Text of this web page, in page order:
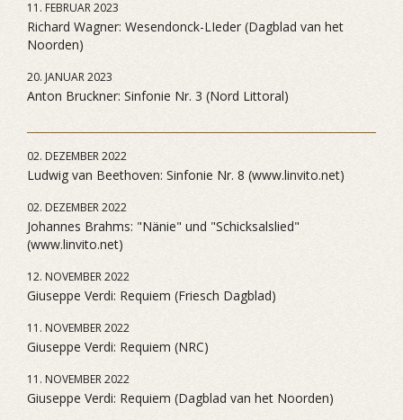
11. FEBRUAR 2023
Richard Wagner: Wesendonck-LIeder (Dagblad van het
Noorden)
20. JANUAR 2023
Anton Bruckner: Sinfonie Nr. 3 (Nord Littoral)
02. DEZEMBER 2022
Ludwig van Beethoven: Sinfonie Nr. 8 (www.linvito.net)
02. DEZEMBER 2022
Johannes Brahms: "Nänie" und "Schicksalslied"
(www.linvito.net)
12. NOVEMBER 2022
Giuseppe Verdi: Requiem (Friesch Dagblad)
11. NOVEMBER 2022
Giuseppe Verdi: Requiem (NRC)
11. NOVEMBER 2022
Giuseppe Verdi: Requiem (Dagblad van het Noorden)